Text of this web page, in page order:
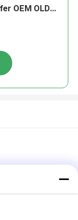
OEM OLD